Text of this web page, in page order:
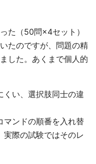
た（50問×4セット）
たのですが、問題の精
した。あくまで個人的
くい、選択肢同士の違
マンドの順番を入れ替
実際の試験ではそのレ